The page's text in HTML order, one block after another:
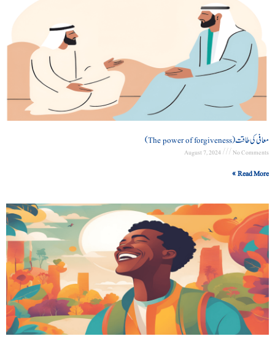
معافی کی طاقت (The power of forgiveness)
August 7, 2024 No Comments
Read More »